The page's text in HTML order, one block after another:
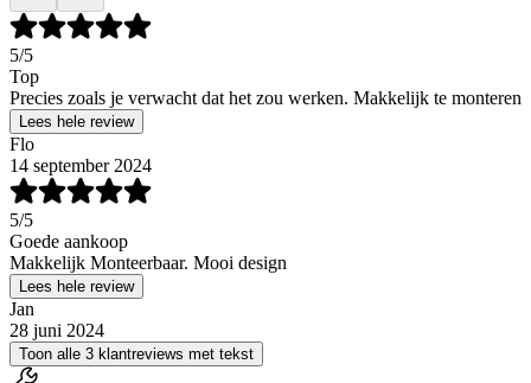
5/5
Top
Precies zoals je verwacht dat het zou werken. Makkelijk te monteren
Lees hele review
Flo
14 september 2024
5/5
Goede aankoop
Makkelijk Monteerbaar. Mooi design
Lees hele review
Jan
28 juni 2024
Toon alle 3 klantreviews met tekst